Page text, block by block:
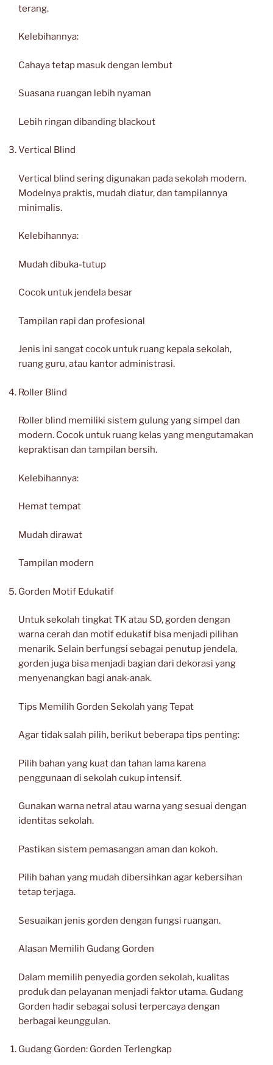
terang.
Kelebihannya:
Cahaya tetap masuk dengan lembut
Suasana ruangan lebih nyaman
Lebih ringan dibanding blackout
Vertical Blind
Vertical blind sering digunakan pada sekolah modern.
Modelnya praktis, mudah diatur, dan tampilannya
minimalis.
Kelebihannya:
Mudah dibuka-tutup
Cocok untuk jendela besar
Tampilan rapi dan profesional
Jenis ini sangat cocok untuk ruang kepala sekolah,
ruang guru, atau kantor administrasi.
Roller Blind
Roller blind memiliki sistem gulung yang simpel dan
modern. Cocok untuk ruang kelas yang mengutamakan
kepraktisan dan tampilan bersih.
Kelebihannya:
Hemat tempat
Mudah dirawat
Tampilan modern
Gorden Motif Edukatif
Untuk sekolah tingkat TK atau SD, gorden dengan
warna cerah dan motif edukatif bisa menjadi pilihan
menarik. Selain berfungsi sebagai penutup jendela,
gorden juga bisa menjadi bagian dari dekorasi yang
menyenangkan bagi anak-anak.
Tips Memilih Gorden Sekolah yang Tepat
Agar tidak salah pilih, berikut beberapa tips penting:
Pilih bahan yang kuat dan tahan lama karena
penggunaan di sekolah cukup intensif.
Gunakan warna netral atau warna yang sesuai dengan
identitas sekolah.
Pastikan sistem pemasangan aman dan kokoh.
Pilih bahan yang mudah dibersihkan agar kebersihan
tetap terjaga.
Sesuaikan jenis gorden dengan fungsi ruangan.
Alasan Memilih Gudang Gorden
Dalam memilih penyedia gorden sekolah, kualitas
produk dan pelayanan menjadi faktor utama. Gudang
Gorden hadir sebagai solusi terpercaya dengan
berbagai keunggulan.
Gudang Gorden: Gorden Terlengkap